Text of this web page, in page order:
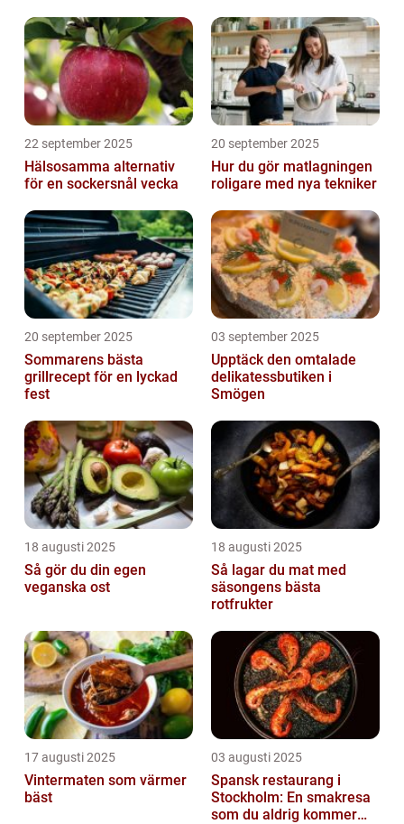
22 september 2025
Hälsosamma alternativ
för en sockersnål vecka
20 september 2025
Hur du gör matlagningen
roligare med nya tekniker
20 september 2025
Sommarens bästa
grillrecept för en lyckad
fest
03 september 2025
Upptäck den omtalade
delikatessbutiken i
Smögen
18 augusti 2025
Så gör du din egen
veganska ost
18 augusti 2025
Så lagar du mat med
säsongens bästa
rotfrukter
17 augusti 2025
Vintermaten som värmer
bäst
03 augusti 2025
Spansk restaurang i
Stockholm: En smakresa
som du aldrig kommer